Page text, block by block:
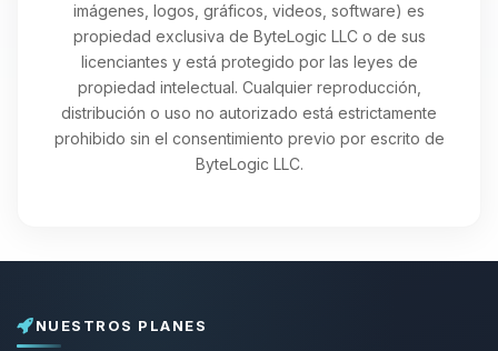
imágenes, logos, gráficos, videos, software) es
propiedad exclusiva de ByteLogic LLC o de sus
licenciantes y está protegido por las leyes de
propiedad intelectual. Cualquier reproducción,
distribución o uso no autorizado está estrictamente
prohibido sin el consentimiento previo por escrito de
ByteLogic LLC.
NUESTROS PLANES